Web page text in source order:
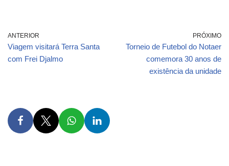
ANTERIOR
Viagem visitará Terra Santa
com Frei Djalmo
PRÓXIMO
Torneio de Futebol do Notaer
comemora 30 anos de
existência da unidade